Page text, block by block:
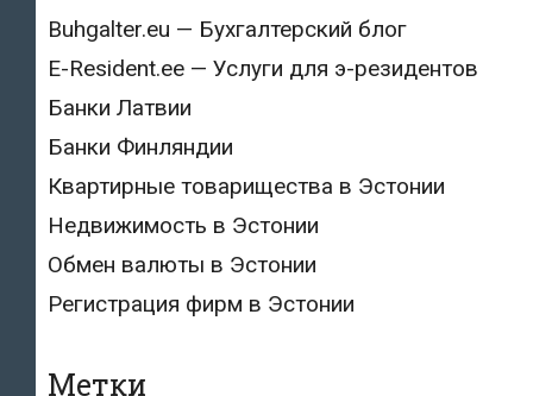
Buhgalter.eu — Бухгалтерский блог
E-Resident.ee — Услуги для э-резидентов
Банки Латвии
Банки Финляндии
Квартирные товарищества в Эстонии
Недвижимость в Эстонии
Обмен валюты в Эстонии
Регистрация фирм в Эстонии
Метки